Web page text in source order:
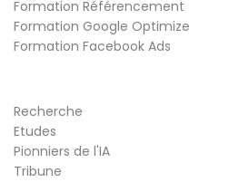
Formation Référencement
Formation Google Optimize
Formation Facebook Ads
Recherche
Etudes
Pionniers de l'IA
Tribune